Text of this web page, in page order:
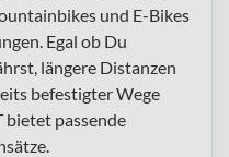
und E-Bikes
Egal ob Du
längere Distanzen
befestigter Wege
bietet passende